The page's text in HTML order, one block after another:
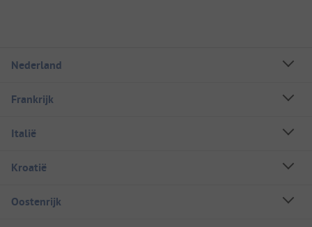
Nederland
Frankrijk
Italië
Kroatië
Oostenrijk